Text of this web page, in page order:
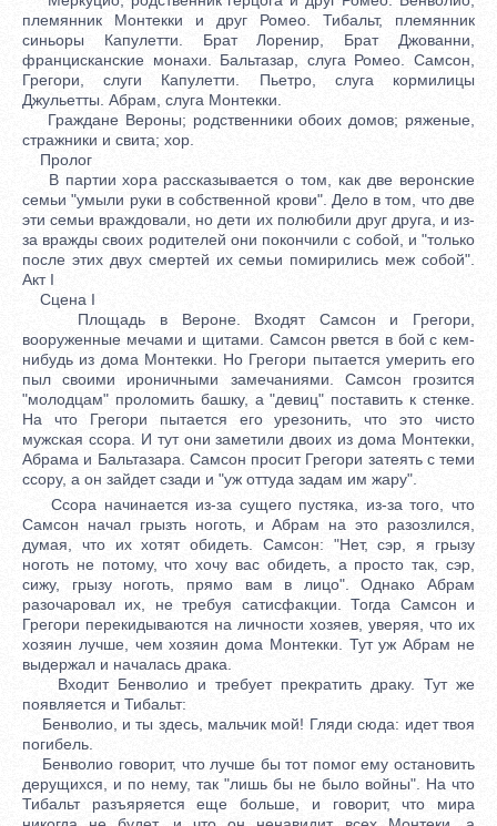
племянник Монтекки и друг Ромео. Тибальт, племянник
синьоры Капулетти. Брат Лоренир, Брат Джованни,
францисканские монахи. Бальтазар, слуга Ромео. Самсон,
Грегори, слуги Капулетти. Пьетро, слуга кормилицы
Джульетты. Абрам, слуга Монтекки.
Граждане Вероны; родственники обоих домов; ряженые,
стражники и свита; хор.
Пролог
В партии хора рассказывается о том, как две веронские
семьи "умыли руки в собственной крови". Дело в том, что две
эти семьи враждовали, но дети их полюбили друг друга, и из-
за вражды своих родителей они покончили с собой, и "только
после этих двух смертей их семьи помирились меж собой".
Акт I
Сцена I
Площадь в Вероне. Входят Самсон и Грегори,
вооруженные мечами и щитами. Самсон рвется в бой с кем-
нибудь из дома Монтекки. Но Грегори пытается умерить его
пыл своими ироничными замечаниями. Самсон грозится
"молодцам" проломить башку, а "девиц" поставить к стенке.
На что Грегори пытается его урезонить, что это чисто
мужская ссора. И тут они заметили двоих из дома Монтекки,
Абрама и Бальтазара. Самсон просит Грегори затеять с теми
ссору, а он зайдет сзади и "уж оттуда задам им жару".
Ссора начинается из-за сущего пустяка, из-за того, что
Самсон начал грызть ноготь, и Абрам на это разозлился,
думая, что их хотят обидеть. Самсон: "Нет, сэр, я грызу
ноготь не потому, что хочу вас обидеть, а просто так, сэр,
сижу, грызу ноготь, прямо вам в лицо". Однако Абрам
разочаровал их, не требуя сатисфакции. Тогда Самсон и
Грегори перекидываются на личности хозяев, уверяя, что их
хозяин лучше, чем хозяин дома Монтекки. Тут уж Абрам не
выдержал и началась драка.
Входит Бенволио и требует прекратить драку. Тут же
появляется и Тибальт:
Бенволио, и ты здесь, мальчик мой! Гляди сюда: идет твоя
погибель.
Бенволио говорит, что лучше бы тот помог ему остановить
дерущихся, и по нему, так "лишь бы не было войны". На что
Тибальт разъяряется еще больше, и говорит, что мира